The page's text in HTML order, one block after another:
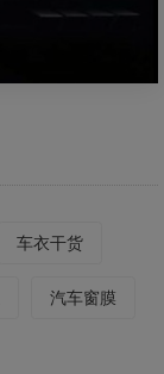
车衣干货
汽车窗膜